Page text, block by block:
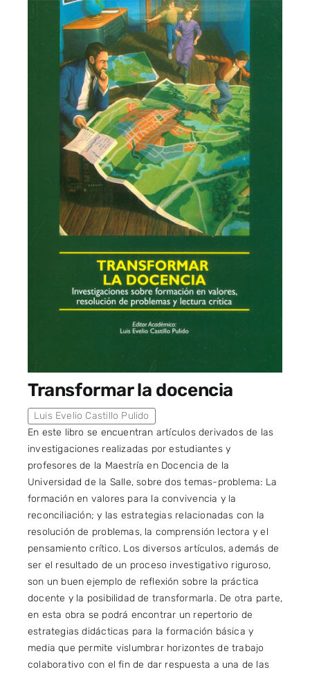
Transformar la docencia
Luis Evelio Castillo Pulido
En este libro se encuentran artículos derivados de las
investigaciones realizadas por estudiantes y
profesores de la Maestría en Docencia de la
Universidad de la Salle, sobre dos temas-problema: La
formación en valores para la convivencia y la
reconciliación; y las estrategias relacionadas con la
resolución de problemas, la comprensión lectora y el
pensamiento crítico. Los diversos artículos, además de
ser el resultado de un proceso investigativo riguroso,
son un buen ejemplo de reflexión sobre la práctica
docente y la posibilidad de transformarla. De otra parte,
en esta obra se podrá encontrar un repertorio de
estrategias didácticas para la formación básica y
media que permite vislumbrar horizontes de trabajo
colaborativo con el fin de dar respuesta a una de las